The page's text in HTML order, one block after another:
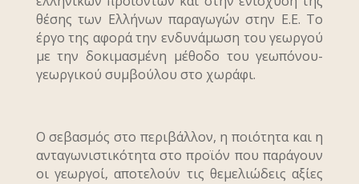
θέσης των Ελλήνων παραγωγών στην Ε.Ε. Το
έργο της αφορά την ενδυνάμωση του γεωργού
με την δοκιμασμένη μέθοδο του γεωπόνου-
γεωργικού συμβούλου στο χωράφι.
Ο σεβασμός στο περιβάλλον, η ποιότητα και η
ανταγωνιστικότητα στο προϊόν που παράγουν
οι γεωργοί, αποτελούν τις θεμελιώδεις αξίες